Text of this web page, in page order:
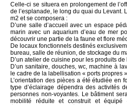
Celle-ci se situera en prolongement de
de l’esplanade, le long du quai du Levant.
m2 et se composera :
D’une salle d’accueil avec un espace
marin avec un aquarium d’eau de mer
découvrir une partie de la faune et flore
De locaux fonctionnels destinés
bureau, salle de réunion, de stockage du
D’un atelier de cuisine pour les produits de
D’un sanitaire, douches, wc, machine à
le cadre de la labellisation « ports propres
L’orientation des pièces a été étudiée en
type d’éclairage dépendra des activités
personnes non-voyantes. Le bâtiment
mobilité réduite et construit et équipé